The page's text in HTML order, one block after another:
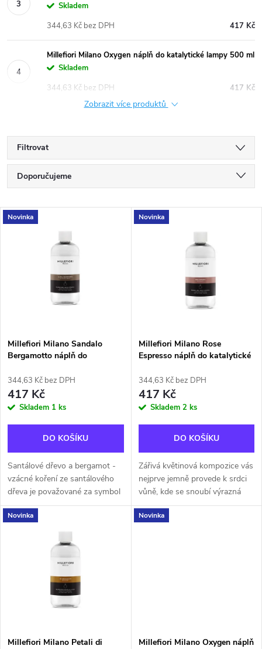
Skladem
417 Kč
344,63 Kč bez DPH
Millefiori Milano Oxygen náplň do katalytické lampy 500 ml
Skladem
417 Kč
344,63 Kč bez DPH
Zobrazit více produktů
Filtrovat
Ř
a
p
r
o
u
k
t
Doporučujeme
Nejdražší
Nejprodávanější
V
s
p
r
o
d
u
k
Novinka
Millefiori Milano Sandalo
Bergamotto náplň do
344,63 Kč bez DPH
417 Kč
Skladem 1 ks
DO KOŠÍKU
Santálové dřevo a bergamot -
vzácné koření ze santálového
dřeva je považované za symbol
životní síly. Jeho intenzivní
kořeněné aroma odstraňuje
stres a nervozitu, zpomaluje
Novinka
Millefiori Milano Rose
Espresso náplň do katalytické
344,63 Kč bez DPH
417 Kč
Skladem 2 ks
DO KOŠÍKU
Zářivá květinová kompozice vás
nejprve jemně provede k srdci
vůně, kde se snoubí výrazná
vůně kávy s okvětními lístky
růže. V základu se vůně rozvine
Novinka
Millefiori Milano Petali di
Novinka
Millefiori Milano Oxygen náplň